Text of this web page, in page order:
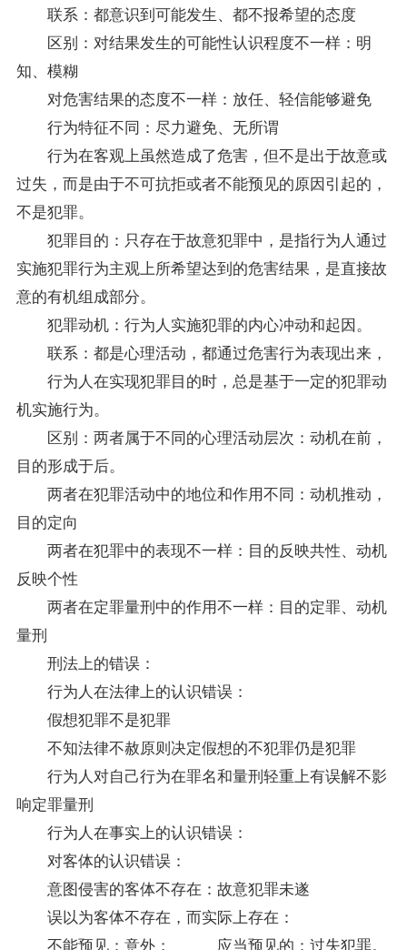
联系：都意识到可能发生、都不报希望的态度
区别：对结果发生的可能性认识程度不一样：明
知、模糊
对危害结果的态度不一样：放任、轻信能够避免
行为特征不同：尽力避免、无所谓
行为在客观上虽然造成了危害，但不是出于故意或
过失，而是由于不可抗拒或者不能预见的原因引起的，
不是犯罪。
犯罪目的：只存在于故意犯罪中，是指行为人通过
实施犯罪行为主观上所希望达到的危害结果，是直接故
意的有机组成部分。
犯罪动机：行为人实施犯罪的内心冲动和起因。
联系：都是心理活动，都通过危害行为表现出来，
行为人在实现犯罪目的时，总是基于一定的犯罪动
机实施行为。
区别：两者属于不同的心理活动层次：动机在前，
目的形成于后。
两者在犯罪活动中的地位和作用不同：动机推动，
目的定向
两者在犯罪中的表现不一样：目的反映共性、动机
反映个性
两者在定罪量刑中的作用不一样：目的定罪、动机
量刑
刑法上的错误：
行为人在法律上的认识错误：
假想犯罪不是犯罪
不知法律不赦原则决定假想的不犯罪仍是犯罪
行为人对自己行为在罪名和量刑轻重上有误解不影
响定罪量刑
行为人在事实上的认识错误：
对客体的认识错误：
意图侵害的客体不存在：故意犯罪未遂
误以为客体不存在，而实际上存在：
不能预见：意外； 应当预见的：过失犯罪。